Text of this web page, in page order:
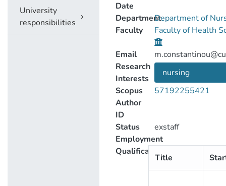
University
responsibilities
Date
DepartmentDepartment of
Faculty
Faculty of Health
Email
Research
Interests
nursing
Scopus
Author
ID
57192255421
Status
exstaff
Employment
Qualification
Title